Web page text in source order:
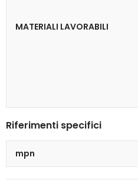
MATERIALI LAVORABILI
Riferimenti specifici
mpn